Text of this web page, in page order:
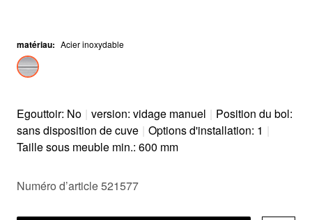
matériau: Acier inoxydable
Egouttoir: No | version: vidage manuel | Position du bol:
sans disposition de cuve | Options d'installation: 1 |
Taille sous meuble min.: 600 mm
Numéro d’article 521577